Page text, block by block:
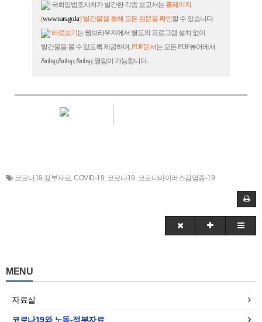
국회입법조사처가 발간한 각종 보고서는 홈페이지
(www.nars.go.kr) '발간물'을 통해 모든 원문을 확인할 수 있습니다.
바로보기 는 웹브라우져에서 별도의 프로그램 설치 없이
발간물을 볼 수 있도록 제공하며,PDF문서는 모든 PDF뷰어에서
&nbsp;&nbsp; &nbsp; 열람이 가능합니다.
코로나19 정부자료,COVID-19, 코로나19, 코로나바이러스감염증-19
MENU
자료실
코로나19와 노동-정부자료